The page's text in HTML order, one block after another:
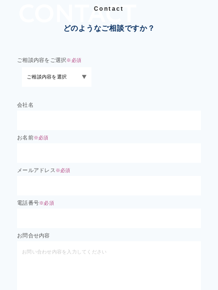
Contact
どのようなご相談ですか？
ご相談内容をご選択※必須
会社名
お名前※必須
メールアドレス ※必須
電話番号※必須
お問合せ内容